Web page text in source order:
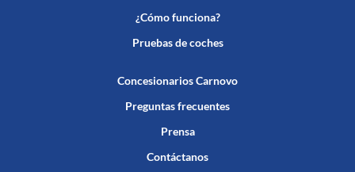
¿Cómo funciona?
Pruebas de coches
Concesionarios Carnovo
Preguntas frecuentes
Prensa
Contáctanos